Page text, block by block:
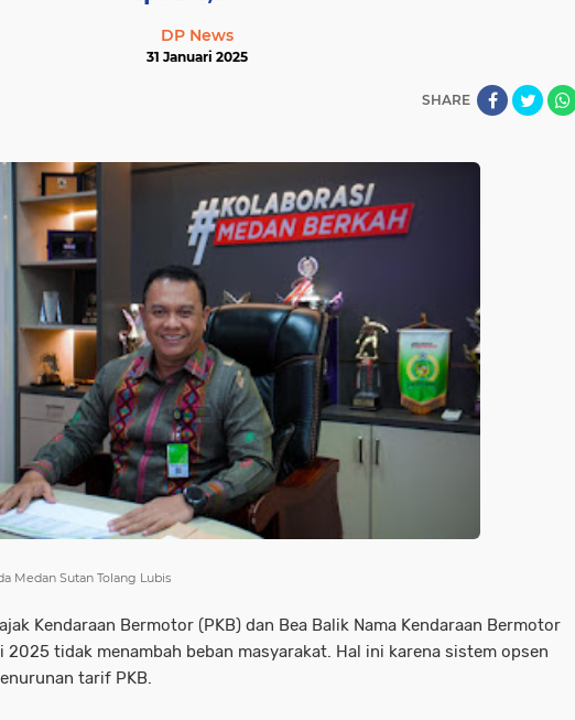
DP News
31 Januari 2025
SHARE
Medan Sutan Tolang Lubis
Kendaraan Bermotor (PKB) dan Bea Balik Nama Kendaraan Bermotor
2025 tidak menambah beban masyarakat. Hal ini karena sistem opsen
tarif PKB.